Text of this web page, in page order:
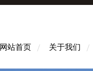
网站首页 关于我们